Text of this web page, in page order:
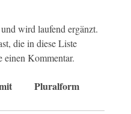
wird laufend ergänzt.
die in diese Liste
einen Kommentar.
Pluralform